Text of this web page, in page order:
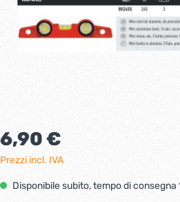
6,90 €
Prezzi incl. IVA
Disponibile subito, tempo di consegna